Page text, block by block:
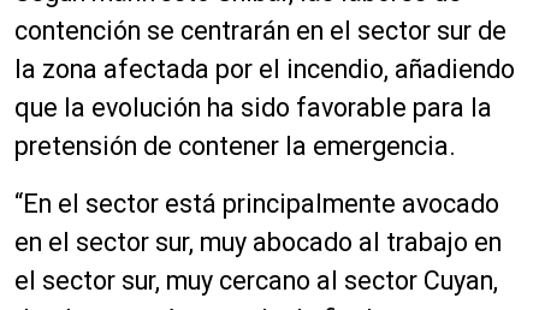
contención se centrarán en el sector sur de
la zona afectada por el incendio, añadiendo
que la evolución ha sido favorable para la
pretensión de contener la emergencia.
“En el sector está principalmente avocado
en el sector sur, muy abocado al trabajo en
el sector sur, muy cercano al sector Cuyan,